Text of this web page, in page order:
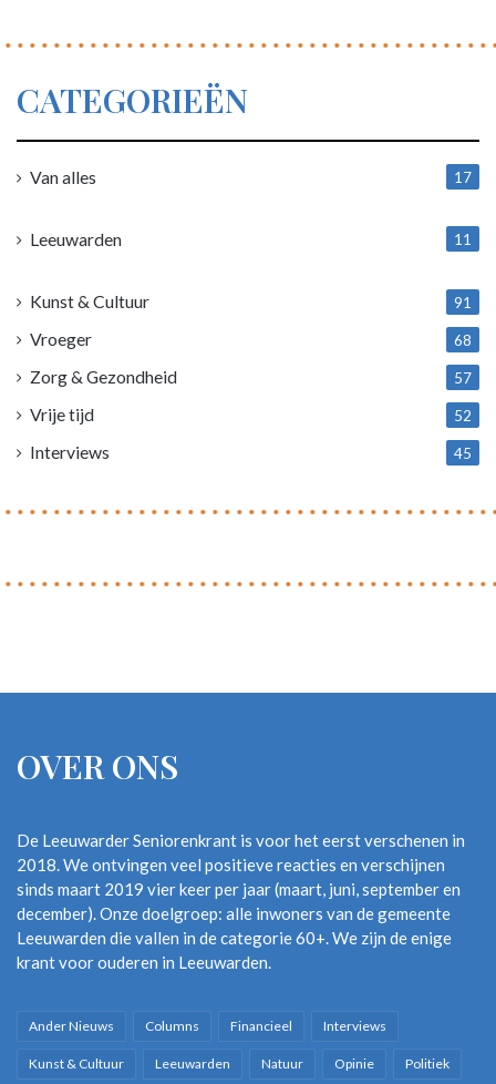
CATEGORIEËN
Van alles
17
Leeuwarden
11
Kunst & Cultuur 91
Vroeger 68
Zorg & Gezondheid 57
Vrije tijd 52
Interviews 45
OVER ONS
De Leeuwarder Seniorenkrant is voor het eerst verschenen in
2018. We ontvingen veel positieve reacties en verschijnen
sinds maart 2019 vier keer per jaar (maart, juni, september en
december). Onze doelgroep: alle inwoners van de gemeente
Leeuwarden die vallen in de categorie 60+. We zijn de enige
krant voor ouderen in Leeuwarden.
Ander Nieuws Columns Financieel Interviews
Kunst & Cultuur Leeuwarden Natuur Opinie Politiek